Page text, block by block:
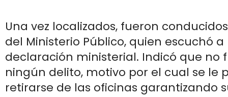
Una vez localizados, fueron
del Ministerio Público, quien escuchó
declaración ministerial. Indicó que no
ningún delito, motivo por el cual se le
retirarse de las oficinas garantizando